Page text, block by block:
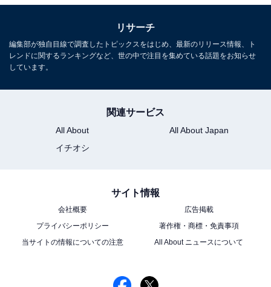
リサーチ
編集部が独自目線で調査したトピックスをはじめ、最新のリリース情報、ト
レンドに関するランキングなど、世の中で注目を集めている話題をお知らせ
しています。
関連サービス
All About
All About Japan
イチオシ
サイト情報
会社概要
広告掲載
プライバシーポリシー
著作権・商標・免責事項
当サイトの情報についての注意
All About ニュースについて